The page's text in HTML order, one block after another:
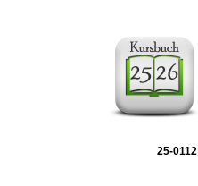
25-0112